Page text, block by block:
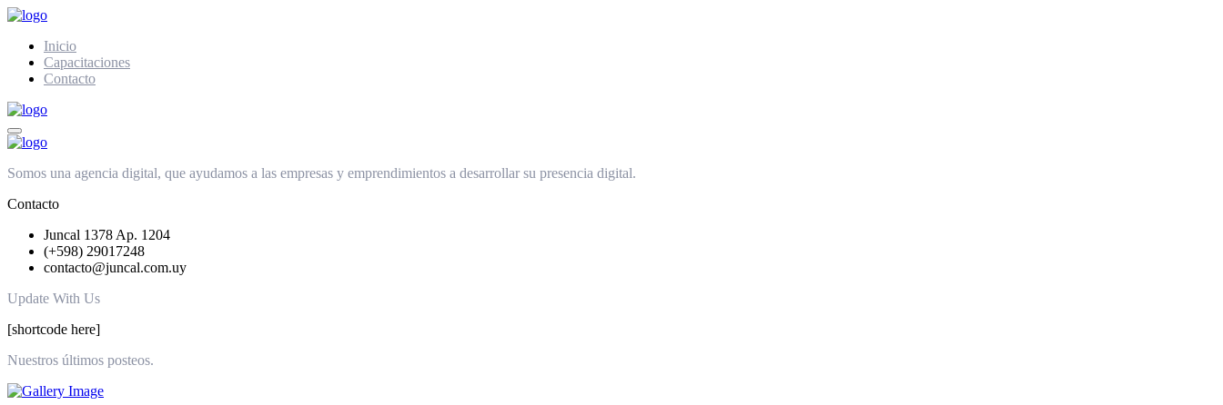
Inicio
Capacitaciones
Contacto
Somos una agencia digital, que ayudamos a las empresas y emprendimientos a desarrollar su presencia digital.
Contacto
Juncal 1378 Ap. 1204
(+598) 29017248
contacto@juncal.com.uy
Update With Us
[shortcode here]
Nuestros últimos posteos.